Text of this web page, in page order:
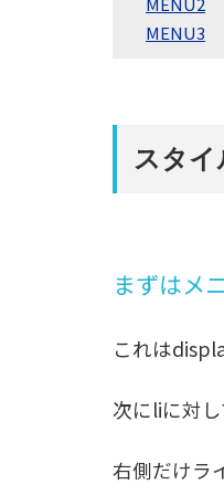
MENU3
スタイ
まずはメ
これは
次にliに対
右側だけラ